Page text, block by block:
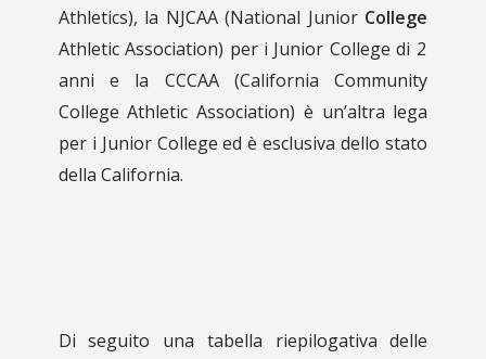
Athletics), la NJCAA (National Junior College
Athletic Association) per i Junior College di 2
anni e la CCCAA (California Community
College Athletic Association) è un’altra lega
per i Junior College ed è esclusiva dello stato
della California.
Di seguito una tabella riepilogativa delle